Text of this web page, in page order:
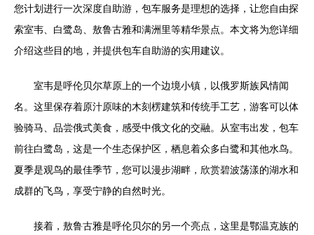
您计划进行一次深度自助游，包车服务是理想的选择，让您自由探
索室韦、白鹭岛、敖鲁古雅和满洲里等精华景点。本文将为您详细
介绍这些目的地，并提供包车自助游的实用建议。
室韦是呼伦贝尔草原上的一个边境小镇，以俄罗斯族风情闻
名。这里保存着原汁原味的木刻楞建筑和传统手工艺，游客可以体
验骑马、品尝俄式美食，感受中俄文化的交融。从室韦出发，包车
前往白鹭岛，这是一个生态保护区，栖息着众多白鹭和其他水鸟。
夏季是观鸟的最佳季节，您可以漫步湖畔，欣赏碧波荡漾的湖水和
成群的飞鸟，享受宁静的自然时光。
接着，敖鲁古雅是呼伦贝尔的另一个亮点，这里是鄂温克族的